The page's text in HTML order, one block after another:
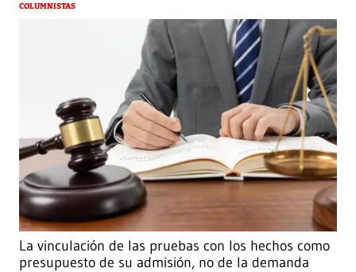
COLUMNISTAS
La vinculación de las pruebas con los hechos como
presupuesto de su admisión, no de la demanda